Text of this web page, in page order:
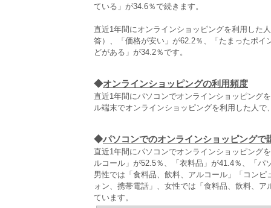
ている」が34.6％で続きます。
直近1年間にオンラインショッピングを利用した
答）、「価格が安い」が62.2％、「たまったポ
どがある」が34.2％です。
◆オンラインショッピングの利用頻度
直近1年間にパソコンでオンラインショッピング
ル端末でオンラインショッピングを利用した人
◆パソコンでのオンラインショッピングで
直近1年間にパソコンでオンラインショッピング
ルコール」が52.5％、「衣料品」が41.4％、「
男性では「食料品、飲料、アルコール」「コン
ォン、携帯電話」、女性では「食料品、飲料、
ています。